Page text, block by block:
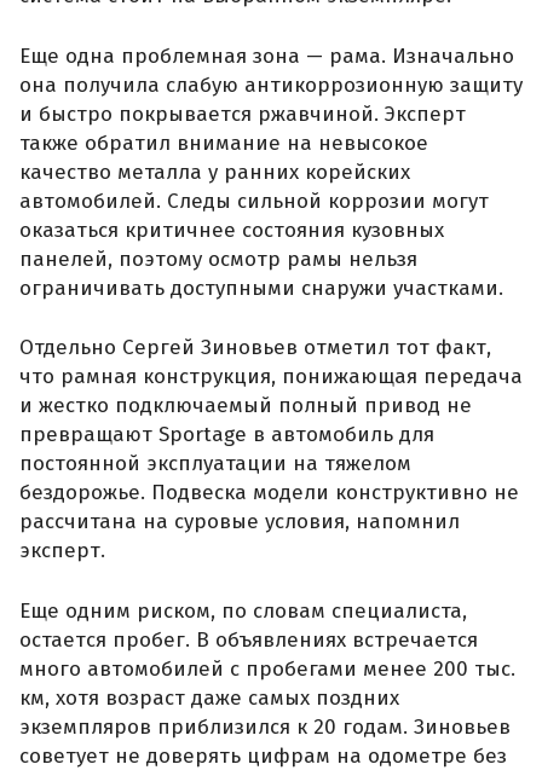
Еще одна проблемная зона — рама. Изначально
она получила слабую антикоррозионную защиту
и быстро покрывается ржавчиной. Эксперт
также обратил внимание на невысокое
качество металла у ранних корейских
автомобилей. Следы сильной коррозии могут
оказаться критичнее состояния кузовных
панелей, поэтому осмотр рамы нельзя
ограничивать доступными снаружи участками.
Отдельно Сергей Зиновьев отметил тот факт,
что рамная конструкция, понижающая передача
и жестко подключаемый полный привод не
превращают Sportage в автомобиль для
постоянной эксплуатации на тяжелом
бездорожье. Подвеска модели конструктивно не
рассчитана на суровые условия, напомнил
эксперт.
Еще одним риском, по словам специалиста,
остается пробег. В объявлениях встречается
много автомобилей с пробегами менее 200 тыс.
км, хотя возраст даже самых поздних
экземпляров приблизился к 20 годам. Зиновьев
советует не доверять цифрам на одометре без